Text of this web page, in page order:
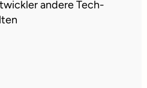
andere Tech-